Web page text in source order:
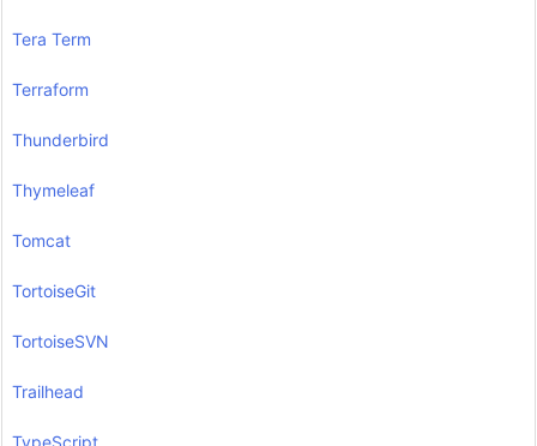
Tera Term
Terraform
Thunderbird
Thymeleaf
Tomcat
TortoiseGit
TortoiseSVN
Trailhead
TypeScript